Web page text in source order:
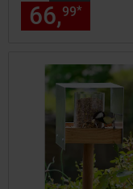
66,99*